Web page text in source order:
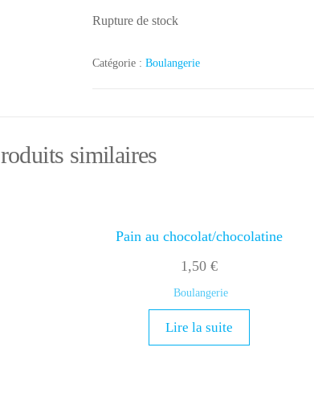
Rupture de stock
Catégorie : Boulangerie
similaires
Pain au chocolat/chocolatine
1,50 €
Boulangerie
Lire la suite